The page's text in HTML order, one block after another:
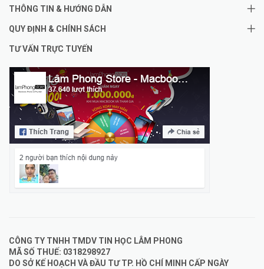
THÔNG TIN & HƯỚNG DẪN
QUY ĐỊNH & CHÍNH SÁCH
TƯ VẤN TRỰC TUYẾN
CÔNG TY TNHH TMDV TIN HỌC LÂM PHONG
MÃ SỐ THUẾ: 0318298927
DO SỞ KẾ HOẠCH VÀ ĐẦU TƯ TP. HỒ CHÍ MINH CẤP NGÀY